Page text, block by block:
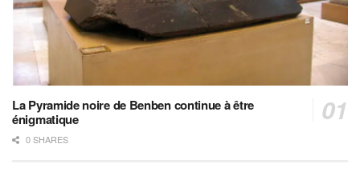
La Pyramide noire de Benben continue à être
énigmatique
0 SHARES